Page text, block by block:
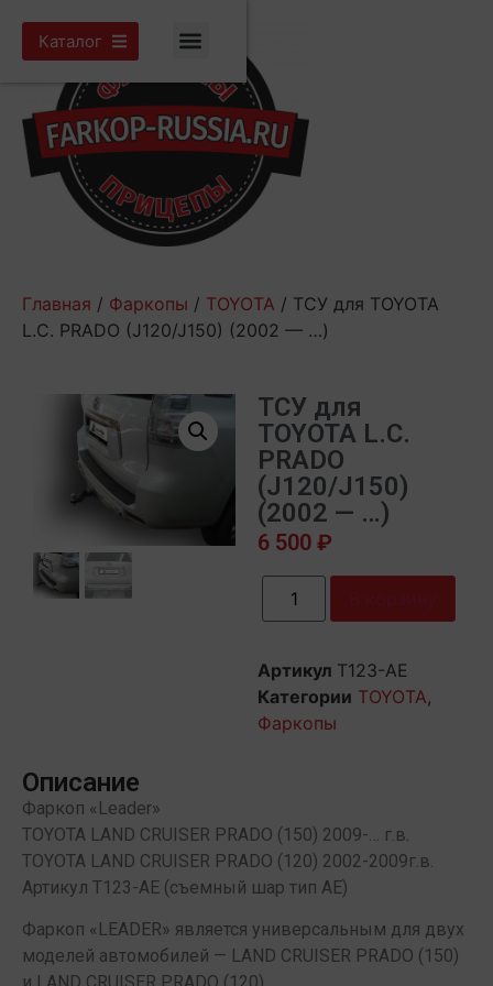
Каталог
Главная / Фаркопы / TOYOTA / ТСУ для TOYOTA
L.C. PRADO (J120/J150) (2002 — …)
ТСУ для
TOYOTA L.C.
PRADO
(J120/J150)
(2002 — …)
6 500 ₽
Артикул T123-AE
Категории TOYOTA,
Фаркопы
Описание
Фаркоп «Leader»
TOYOTA LAND CRUISER PRADO (150) 2009-… г.в.
TOYOTA LAND CRUISER PRADO (120) 2002-2009г.в.
Артикул T123-AE (съемный шар тип AE)
Фаркоп «LEADER» является универсальным для двух
моделей автомобилей — LAND CRUISER PRADO (150)